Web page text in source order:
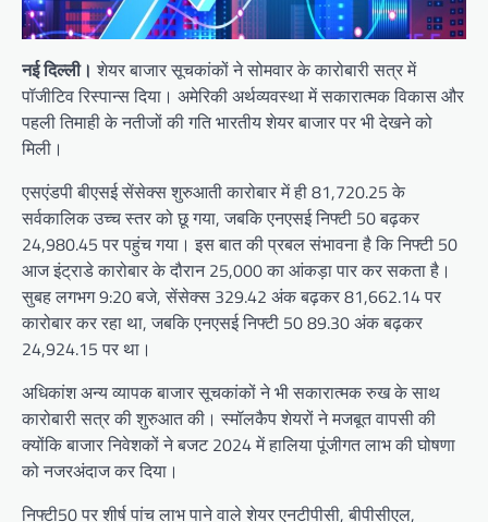
नई दिल्ली। शेयर बाजार सूचकांकों ने सोमवार के कारोबारी सत्र में
पॉजीटिव रिस्पान्स दिया। अमेरिकी अर्थव्यवस्था में सकारात्मक विकास और
पहली तिमाही के नतीजों की गति भारतीय शेयर बाजार पर भी देखने को
मिली।
एसएंडपी बीएसई सेंसेक्स शुरुआती कारोबार में ही 81,720.25 के
सर्वकालिक उच्च स्तर को छू गया, जबकि एनएसई निफ्टी 50 बढ़कर
24,980.45 पर पहुंच गया। इस बात की प्रबल संभावना है कि निफ्टी 50
आज इंट्राडे कारोबार के दौरान 25,000 का आंकड़ा पार कर सकता है।
सुबह लगभग 9:20 बजे, सेंसेक्स 329.42 अंक बढ़कर 81,662.14 पर
कारोबार कर रहा था, जबकि एनएसई निफ्टी 50 89.30 अंक बढ़कर
24,924.15 पर था।
अधिकांश अन्य व्यापक बाजार सूचकांकों ने भी सकारात्मक रुख के साथ
कारोबारी सत्र की शुरुआत की। स्मॉलकैप शेयरों ने मजबूत वापसी की
क्योंकि बाजार निवेशकों ने बजट 2024 में हालिया पूंजीगत लाभ की घोषणा
को नजरअंदाज कर दिया।
निफ्टी50 पर शीर्ष पांच लाभ पाने वाले शेयर एनटीपीसी, बीपीसीएल,